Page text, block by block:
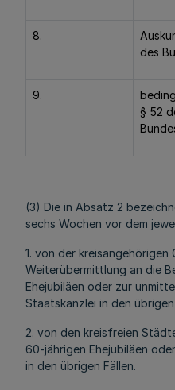
8.
des
9.
§ 52
(3) Die in Absatz 2
sechs Wochen vor dem
1. von der kreisangehörigen
Weiterübermittlung an die
Ehejubiläen oder zur
Staatskanzlei in den
2. von den kreisfreien
60-jährigen Ehejubiläen
in den übrigen Fällen.